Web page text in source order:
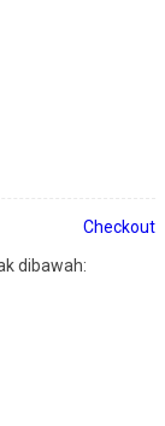
Checkout
dibawah: